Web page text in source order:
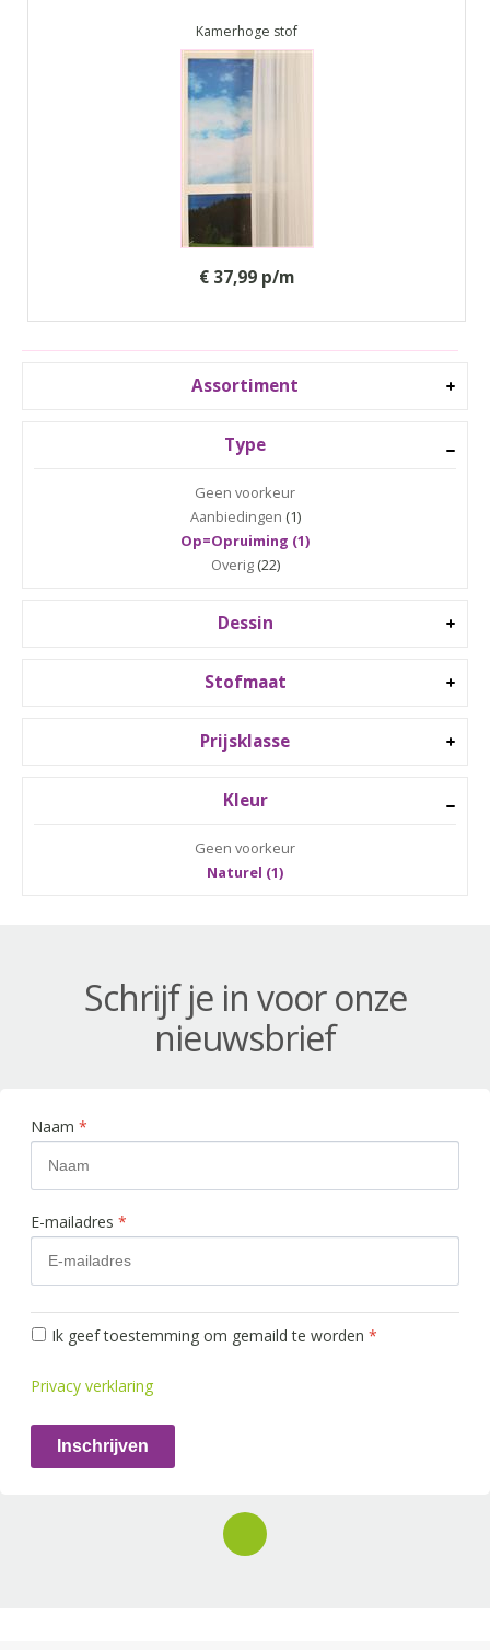
Assortiment
Type
Geen voorkeur
Aanbiedingen (1)
Op=Opruiming (1)
Overig(22)
Dessin
Stofmaat
Prijsklasse
Kleur
Geen voorkeur
Naturel (1)
Kamerhoge stof
€ 37,99 p/m
Schrijf je in voor onze
nieuwsbrief
Naam *
E-mailadres *
Ik geef toestemming om gemaild te worden *
Privacy verklaring
Inschrijven